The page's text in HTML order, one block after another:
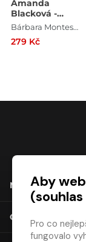
Amanda
Blacková -
Ztracený
Bárbara Montes , Juan Gómez Jurado
279 Kč
NÁKUP
O SPOLEČNOSTI
Aby
Pro co
fungovalo